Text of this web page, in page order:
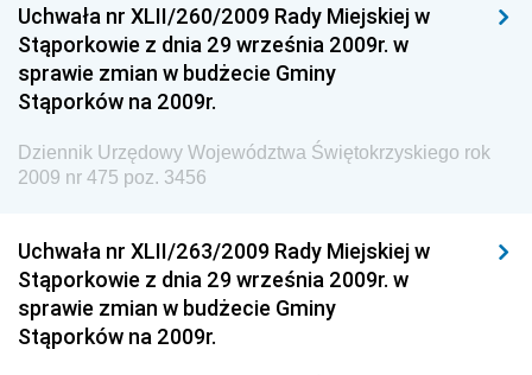
Dziennik Urzędowy Ministra Spraw Zagranicznych
Dziennik Urzędowy Centralnego Biura
Antykorupcyjnego
Wewnętrznego
Dziennik Urzędowy Urzędu Patentowego
Dziennik Urzędowy Generalnej Dyrekcji Dróg
Krajowych i Autostrad
Dziennik Urzędowy Ministra Środowiska
Uchwała nr XLII/260/2009 Rady Miejskiej w
Stąporkowie z dnia 29 września 2009r. w
sprawie zmian w budżecie Gminy
Stąporków na 2009r.
Dziennik Urzędowy Województwa Świętokrzyskiego rok
2009 nr 475 poz. 3456
Uchwała nr XLII/263/2009 Rady Miejskiej w
Stąporkowie z dnia 29 września 2009r. w
sprawie zmian w budżecie Gminy
Stąporków na 2009r.